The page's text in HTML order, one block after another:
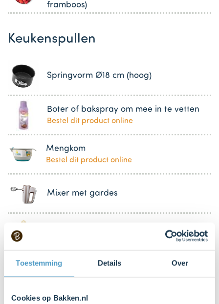
Toestemming Details Over
Cookies op Bakken.nl
framboos)
Keukenspullen
Springvorm Ø18 cm (hoog)
Boter of bakspray om mee in te vetten
Bestel dit product online
Mengkom
Bestel dit product online
Mixer met gardes